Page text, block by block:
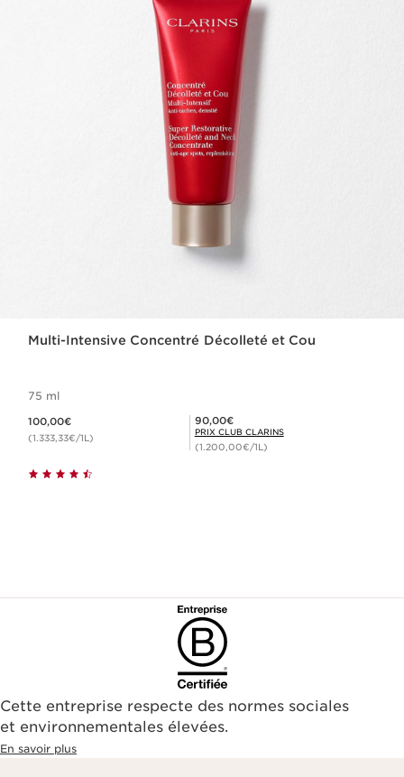
Multi-Intensive Concentré Décolleté et Cou
75 ml
100,00€
(1.333,33€/1L)
Prix Club Clarins 90,00€
90,00€
PRIX CLUB CLARINS
(1.200,00€/1L)
Cette entreprise respecte des normes sociales
et environnementales élevées.
En savoir plus